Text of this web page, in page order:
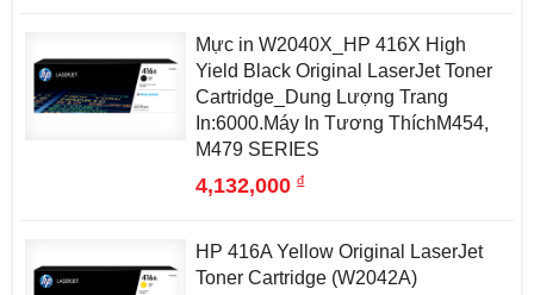
Mực in W2040X_HP 416X High
Yield Black Original LaserJet Toner
Cartridge_Dung Lượng Trang
In:6000.Máy In Tương ThíchM454,
M479 SERIES
4,132,000đ
HP 416A Yellow Original LaserJet
Toner Cartridge (W2042A)